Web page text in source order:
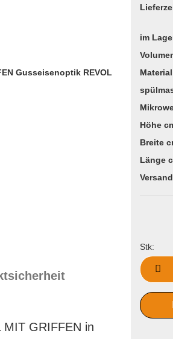
im
Höhe
Breite
Länge
Stk:
Stk
MIT GRIFFEN in